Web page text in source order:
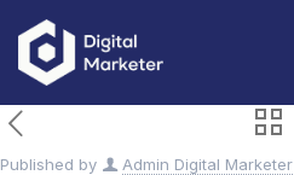
Published by Admin Digital Marketer